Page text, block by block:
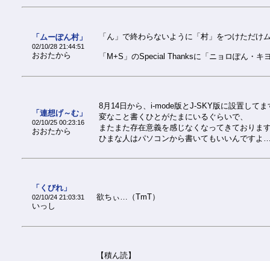
「ムーぽん村」
02/10/28 21:44:51
おおたから
「ん」で終わらないように「村」をつけただけ
「M+S」のSpecial Thanksに「ニョロぽん・
「連想げ～む」
02/10/25 00:23:16
おおたから
8月14日から、i-mode版とJ-SKY版に設置してま
変なこと書くひとがたまにいるぐらいで、
またまた存在意義を感じなくなってきておりま
ひまな人はパソコンから書いてもいいんですよ
「くびれ」
02/10/24 21:03:31
いっし
欲ちぃ…（TmT）
【積ん読】